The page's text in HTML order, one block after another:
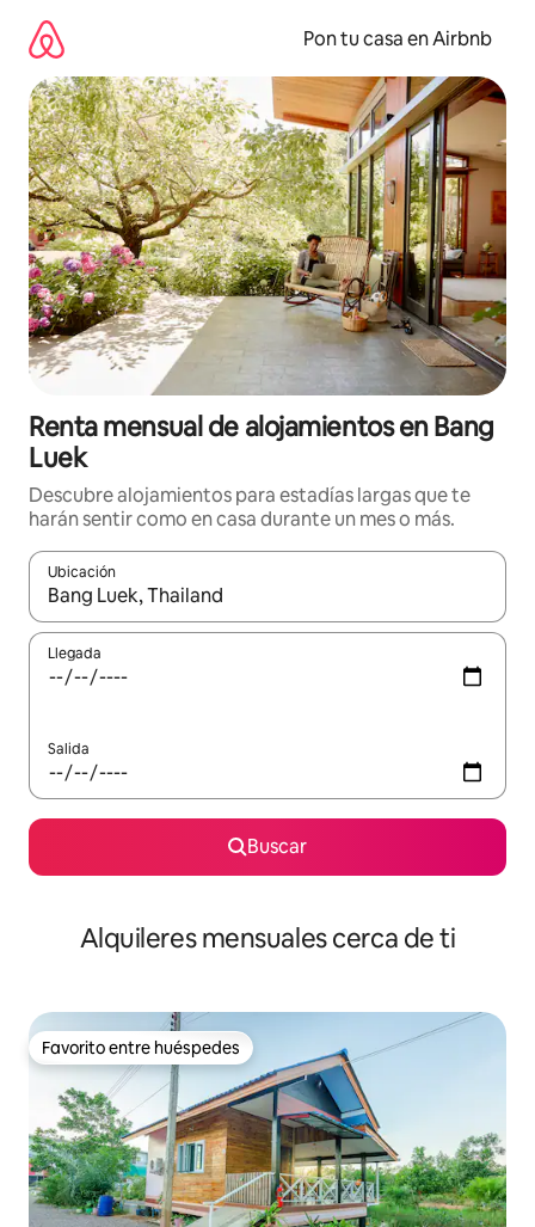
contenido
Pon tu casa en Airbnb
Renta mensual de alojamientos en Bang
Luek
Descubre alojamientos para estadías largas que te
harán sentir como en casa durante un mes o más.
Ubicación
Cuando los resultados estén disponibles, navega con las
Llegada
Salida
Buscar
Alquileres mensuales cerca de ti
Favorito entre huéspedes
Favorito entre huéspedes